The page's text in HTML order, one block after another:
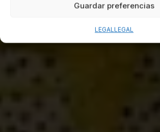
Guardar preferencias
LEGALLEGAL